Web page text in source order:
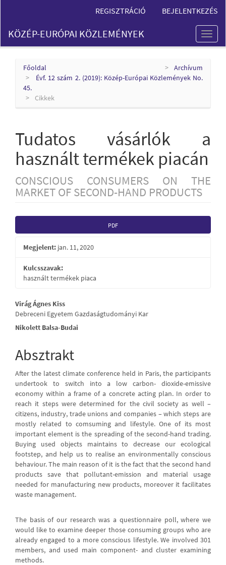
Content
Sidebar
REGISZTRÁCIÓ BEJELENTKEZÉS
Toggle
KÖZÉP-EURÓPAI KÖZLEMÉNYEK
Főoldal
Archívum
Évf. 12 szám 2. (2019): Közép-Európai Közlemények No.
45.
Cikkek
Tudatos vásárlók a
használt termékek piacán
CONSCIOUS CONSUMERS ON THE
MARKET OF SECOND-HAND PRODUCTS
Article
Sidebar
PDF
Megjelent: jan. 11, 2020
Kulcsszavak:
használt termékek piaca
Main
Article
Virág Ágnes Kiss
Debreceni Egyetem Gazdaságtudományi Kar
Nikolett Balsa-Budai
Absztrakt
After the latest climate conference held in Paris, the participants
undertook to switch into a low carbon- dioxide-emissive
economy within a frame of a concrete acting plan. In order to
reach it steps were determined for the civil society as well –
citizens, industry, trade unions and companies – which steps are
mostly related to comsuming and lifestyle. One of its most
important element is the spreading of the second-hand trading.
Buying used objects maintains to decrease our ecological
footstep, and help us to realise an environmentally conscious
behaviour. The main reason of it is the fact that the second hand
products save that pollutant-emission and material usage
needed for manufacturing new products, moreover it facilitates
waste management.
The basis of our research was a questionnaire poll, where we
would like to examine deeper those consuming groups who are
already engaged to a more conscious lifestyle. We involved 301
members, and used main component- and cluster examining
methods.